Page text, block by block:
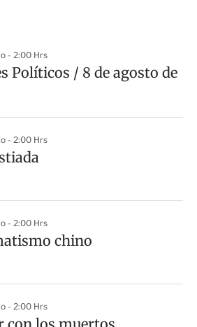
- 2:00 Hrs
Políticos / 8 de agosto de
- 2:00 Hrs
- 2:00 Hrs
chino
- 2:00 Hrs